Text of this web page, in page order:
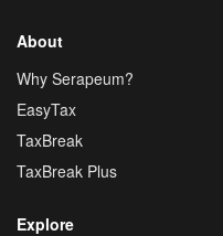
About
Why Serapeum?
EasyTax
TaxBreak
TaxBreak Plus
Explore